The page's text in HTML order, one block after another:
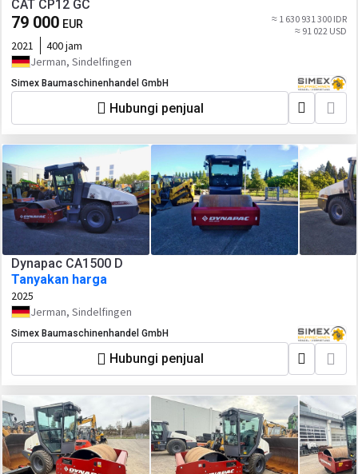
CAT CP12 GC
79 000 EUR
≈ 1 630 931 300 IDR
≈ 91 022 USD
2021
400 jam
Jerman, Sindelfingen
Simex Baumaschinenhandel GmbH
Hubungi penjual
Dynapac CA1500 D
Tanyakan harga
2025
Jerman, Sindelfingen
Simex Baumaschinenhandel GmbH
Hubungi penjual